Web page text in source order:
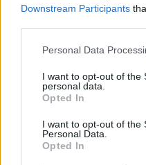
Downstream Participants
Personal Data
I want to opt-out of the
personal data.
Opted In
I want to opt-out of the
Personal Data.
Opted In
Dec 3, 2020
[hexagon],Oleandrynaand
agent-kaziu
Active Author
Te ceny u alchemików to
okroili ilość dropu itemów
uzdrawiających nie da się